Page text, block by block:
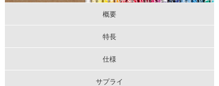
概要
特長
仕様
サプライ